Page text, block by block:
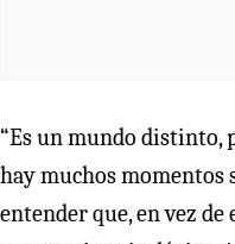
“Es un mundo distinto,
hay muchos momentos
entender que, en vez